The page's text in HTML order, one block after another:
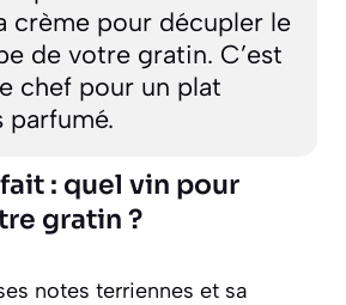
crème pour décupler le
de votre gratin. C’est
chef pour un plat
parfumé.
: quel vin pour
gratin ?
notes terriennes et sa